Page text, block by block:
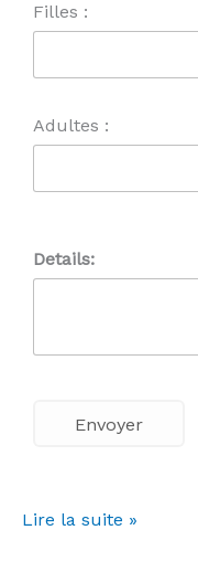
Filles :
Adultes :
Details:
Lire la suite »